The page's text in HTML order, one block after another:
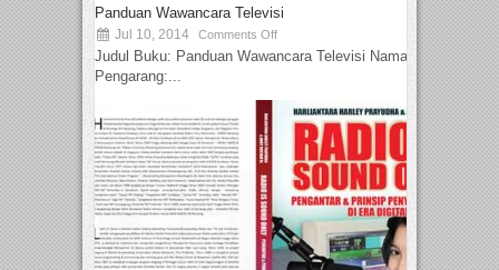
Panduan Wawancara Televisi
Jul 10, 2014 Comments Off
Judul Buku: Panduan Wawancara Televisi Nama
Pengarang:...